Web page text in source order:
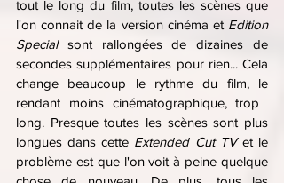
tout le long du film, toutes les scènes que
l'on connait de la version cinéma et Edition
Special sont rallongées de dizaines de
secondes supplémentaires pour rien... Cela
change beaucoup le rythme du film, le
rendant moins cinématographique, trop ​​​​
long. Presque toutes les scènes sont plus
longues dans cette Extended Cut TV et le
problème est que l'on voit à peine quelque